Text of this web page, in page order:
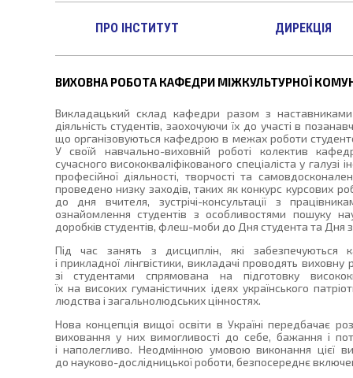
ПРО ІНСТИТУТ ДИРЕКЦІЯ
ВИХОВНА РОБОТА КАФЕДРИ МІЖКУЛЬТУРНОЇ
Викладацький склад кафедри разом з наставниками
діяльність студентів, заохочуючи їх до участі в
що організовуються кафедрою в межах роботи
У своїй навчально-виховній роботі колектив
сучасного висококваліфікованого спеціаліста у галузі
професійної діяльності, творчості та
проведено низку заходів, таких як конкурс курсових
до дня вчителя, зустрічі-консультації з
ознайомлення студентів з особливостями пошуку
доробків студентів, флеш-моби до Дня студента та Дня
Під час занять з дисциплін, які забезпечуються
і прикладної лінгвістики, викладачі проводять
зі студентами спрямована на підготовку
їх на високих гуманістичних ідеях українського
людства і загальнолюдських цінностях.
Нова концепція вищої освіти в Україні передбачає
виховання у них вимогливості до себе, бажання і
і наполегливо. Неодмінною умовою виконання цієї
до науково-дослідницької роботи, безпосереднє